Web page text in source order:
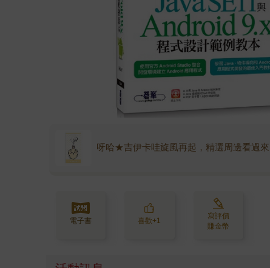
呀哈★吉伊卡哇旋風再起，精選周邊看過來
電子書 喜歡+1
寫評價
賺金幣